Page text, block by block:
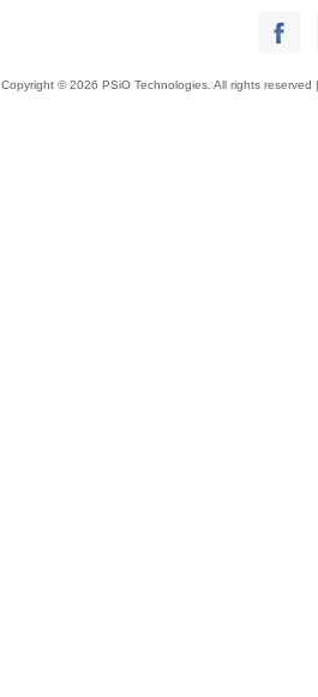
Copyright © 2026 PSiO Technologies. All rights reserved